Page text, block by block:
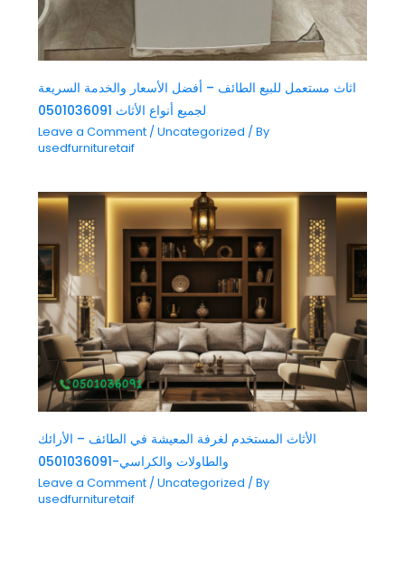
اثاث مستعمل للبيع الطائف – أفضل الأسعار والخدمة السريعة
لجميع أنواع الأثاث 0501036091
Leave a Comment / Uncategorized / By
usedfurnituretaif
الأثاث المستخدم لغرفة المعيشة في الطائف – الأرائك
والطاولات والكراسي-0501036091
Leave a Comment / Uncategorized / By
usedfurnituretaif